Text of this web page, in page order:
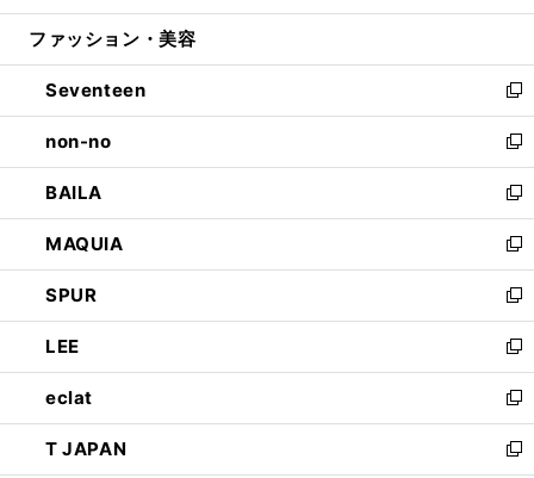
開
ウ
開
く
ン
ウ
で
開
く
ウ
ン
ド
ウ
で
開
く
ファッション・美容
Seventeen
新
し
い
ウ
ィ
ン
ド
ウ
で
開
く
non-no
新
し
い
ウ
ィ
ン
ド
ウ
で
開
く
BAILA
新
し
い
ウ
ィ
ン
ド
ウ
で
開
く
MAQUIA
新
し
い
ウ
ィ
ン
ド
ウ
で
SPUR
新
し
い
ウ
ィ
ン
ド
LEE
新
し
い
ウ
ィ
eclat
新
し
い
T JAPAN
新